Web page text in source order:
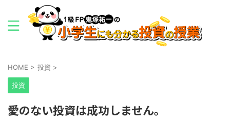
HOME > 投資 >
投資
愛のない投資は成功しません。